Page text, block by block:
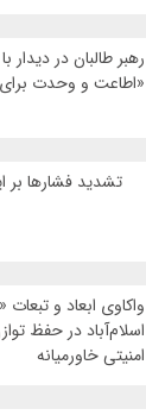
رهبر طالبان در دیدار
«اطاعت و وحدت
تشدید فشارها بر
واکاوی ابعاد و
اسلام‌آباد در حفظ
امنیتی خاورمیانه